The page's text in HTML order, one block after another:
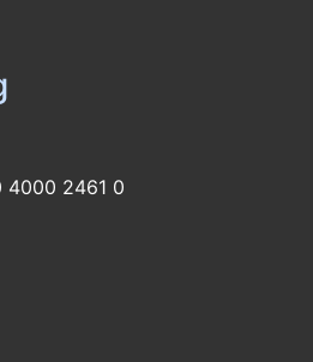
4000 2461 0